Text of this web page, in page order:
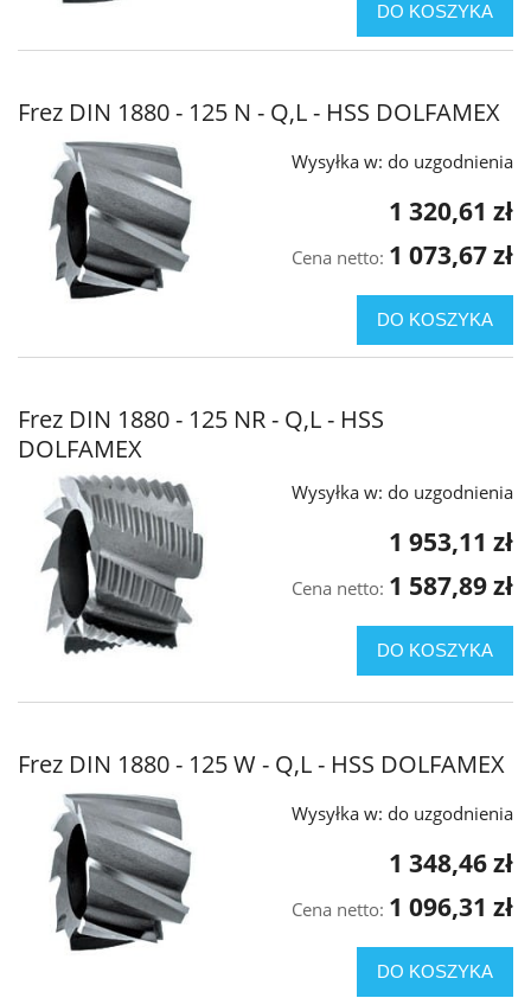
DO KOSZYKA
Frez DIN 1880 - 125 N - Q,L - HSS DOLFAMEX
Wysyłka w: do uzgodnienia
1 320,61 zł
Cena netto: 1 073,67 zł
DO KOSZYKA
Frez DIN 1880 - 125 NR - Q,L - HSS
DOLFAMEX
Wysyłka w: do uzgodnienia
1 953,11 zł
Cena netto: 1 587,89 zł
DO KOSZYKA
Frez DIN 1880 - 125 W - Q,L - HSS DOLFAMEX
Wysyłka w: do uzgodnienia
1 348,46 zł
Cena netto: 1 096,31 zł
DO KOSZYKA